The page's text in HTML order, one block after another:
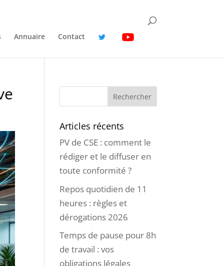
Annuaire Contact
Articles récents
PV de CSE : comment le
rédiger et le diffuser en
toute conformité ?
Repos quotidien de 11
heures : règles et
dérogations 2026
Temps de pause pour 8h
de travail : vos
obligations légales